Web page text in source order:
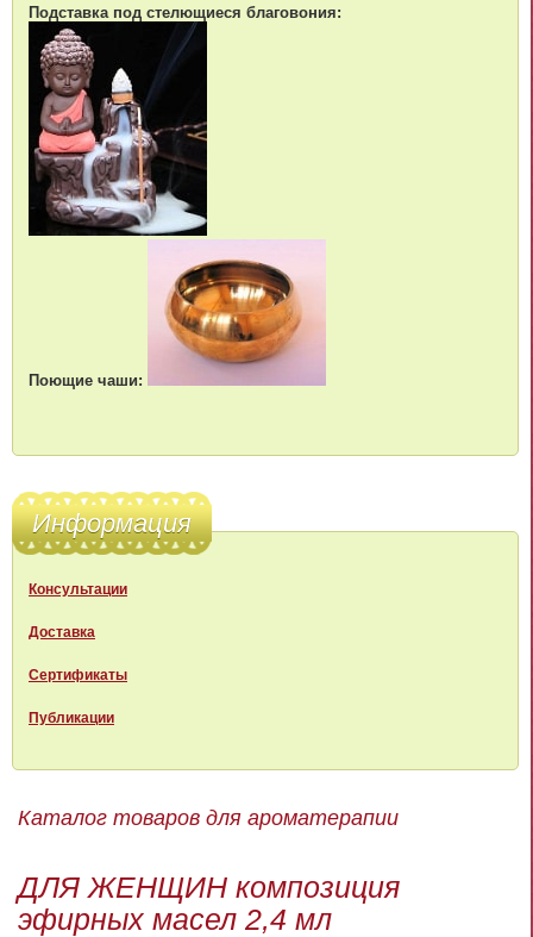
Подставка под стелющиеся благовония:
Поющие чаши:
Информация
Консультации
Доставка
Сертификаты
Публикации
Каталог товаров для ароматерапии
ДЛЯ ЖЕНЩИН композиция
эфирных масел 2,4 мл